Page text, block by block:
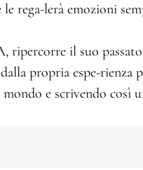
rega-lerà emozioni
ripercorre il suo
propria espe-rienza
e scrivendo così